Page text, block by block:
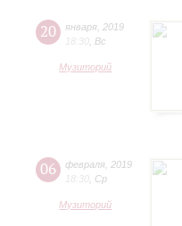
20 января 2019
18:30 Вс
Музиторий
06 февраля 2019
18:30 Ср
Музиторий